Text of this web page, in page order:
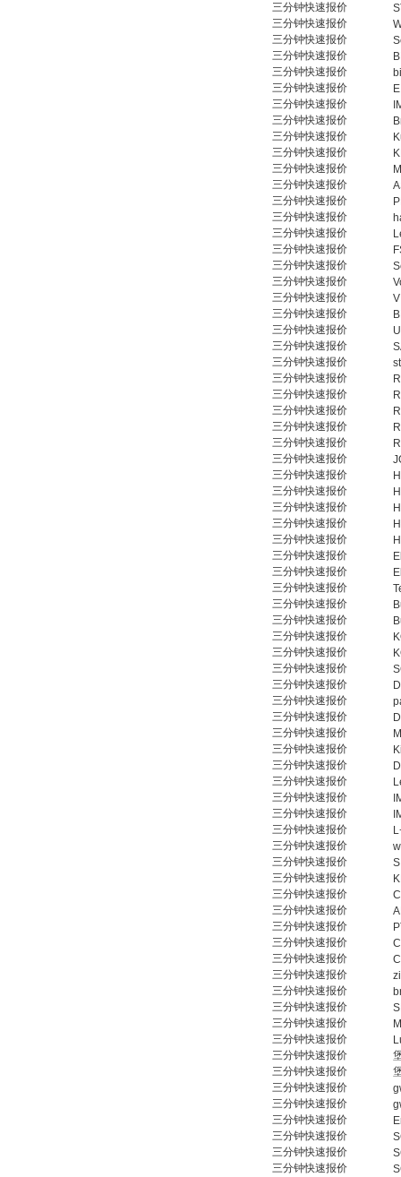
三分钟快速报价
三分钟快速报价
三分钟快速报价
三分钟快速报价
三分钟快速报价
三分钟快速报价
E
三分钟快速报价
三分钟快速报价
三分钟快速报价
三分钟快速报价
三分钟快速报价
三分钟快速报价
三分钟快速报价
三分钟快速报价
三分钟快速报价
三分钟快速报价
三分钟快速报价
三分钟快速报价
三分钟快速报价
三分钟快速报价
三分钟快速报价
三分钟快速报价
三分钟快速报价
三分钟快速报价
三分钟快速报价
三分钟快速报价
三分钟快速报价
三分钟快速报价
三分钟快速报价
三分钟快速报价
三分钟快速报价
三分钟快速报价
三分钟快速报价
三分钟快速报价
三分钟快速报价
三分钟快速报价
三分钟快速报价
三分钟快速报价
三分钟快速报价
三分钟快速报价
三分钟快速报价
三分钟快速报价
三分钟快速报价
三分钟快速报价
三分钟快速报价
三分钟快速报价
三分钟快速报价
三分钟快速报价
三分钟快速报价
三分钟快速报价
三分钟快速报价
三分钟快速报价
三分钟快速报价
三分钟快速报价
三分钟快速报价
三分钟快速报价
三分钟快速报价
三分钟快速报价
三分钟快速报价
三分钟快速报价
三分钟快速报价
三分钟快速报价
三分钟快速报价
三分钟快速报价
三分钟快速报价
三分钟快速报价
三分钟快速报价
三分钟快速报价
三分钟快速报价
三分钟快速报价
三分钟快速报价
三分钟快速报价
三分钟快速报价